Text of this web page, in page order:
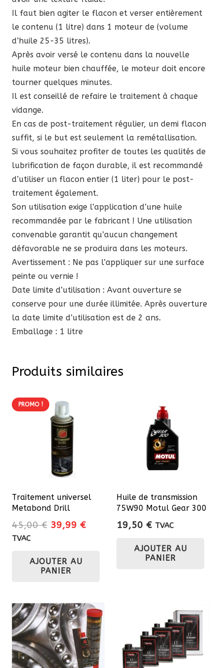
Il faut bien agiter le flacon et verser entièrement
le contenu (1 litre) dans 1 moteur de (volume
d’huile 25-35 litres).
Après avoir versé le contenu dans la nouvelle
huile moteur bien chauffée, le moteur doit encore
tourner quelques minutes.
Il est conseillé de refaire le traitement à chaque
vidange.
En cas de post-traitement régulier, un demi flacon
suffit, si le but est seulement la remétallisation.
Si vous souhaitez profiter de toutes les qualités de
lubrification de façon durable, il est recommandé
d’utiliser un flacon entier (1 liter) pour le post-
traitement également.
Son utilisation exige l’application d’une huile
recommandée par le fabricant ! Une utilisation
convenable garantit qu’aucun changement
défavorable ne se produira dans les moteurs.
Avertissement : Ne pas l’appliquer sur une surface
peinte ou vernie !
Date limite d’utilisation : Avant ouverture se
conserve pour une durée illimitée. Après ouverture
la date limite d’utilisation est de 2 ans.
Emballage : 1 litre
Produits similaires
PROMO !
Traitement universel
Metabond Drill
45,00€ Le
était :
45,00 €.
39,99 €Le
TVAC
AJOUTER AU
PANIER
Huile de transmission
75W90 Motul Gear 300
19,50 € TVAC
AJOUTER AU
PANIER